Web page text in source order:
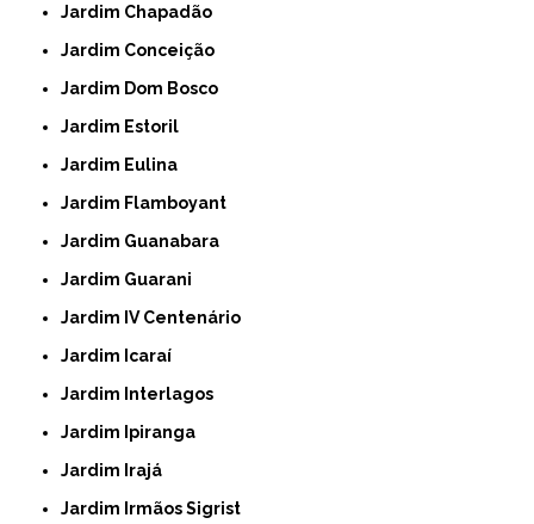
Jardim Chapadão
Jardim Conceição
Jardim Dom Bosco
Jardim Estoril
Jardim Eulina
Jardim Flamboyant
Jardim Guanabara
Jardim Guarani
Jardim IV Centenário
Jardim Icaraí
Jardim Interlagos
Jardim Ipiranga
Jardim Irajá
Jardim Irmãos Sigrist